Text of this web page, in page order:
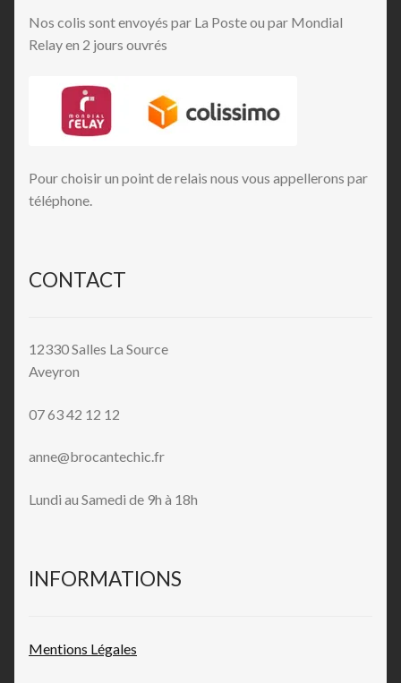
Nos colis sont envoyés par La Poste ou par Mondial
Relay en 2 jours ouvrés
Pour choisir un point de relais nous vous appellerons par
téléphone.
CONTACT
12330 Salles La Source
Aveyron
07 63 42 12 12
anne@brocantechic.fr
Lundi au Samedi de 9h à 18h
INFORMATIONS
Mentions L égales